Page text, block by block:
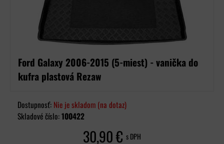
Ford Galaxy 2006-2015 (5-miest) - vanička do
kufra plastová Rezaw
Dostupnosť: Nie je skladom (na dotaz)
Skladové číslo:100422
30,90 € s DPH